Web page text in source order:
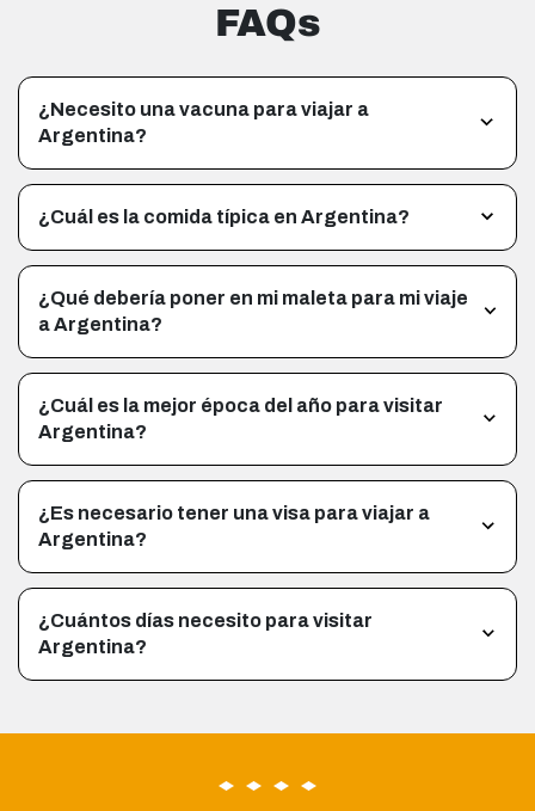
FAQs
¿Necesito una vacuna para viajar a
Argentina?
¿Cuál es la comida típica en Argentina?
¿Qué debería poner en mi maleta para mi viaje
a Argentina?
¿Cuál es la mejor época del año para visitar
Argentina?
¿Es necesario tener una visa para viajar a
Argentina?
¿Cuántos días necesito para visitar
Argentina?